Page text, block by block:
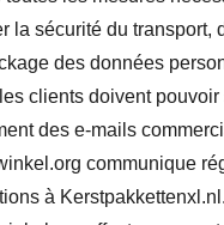
la sécurité du transport,
des données
clients doivent
des e-mails
communique
à